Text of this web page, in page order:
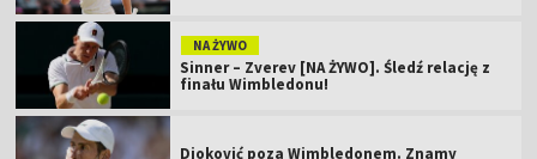
NA ŻYWO
Sinner – Zverev [NA ŻYWO]. Śledź relację z
finału Wimbledonu!
Djoković poza Wimbledonem. Znamy